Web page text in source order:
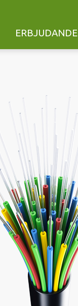
ERBJUDANDE